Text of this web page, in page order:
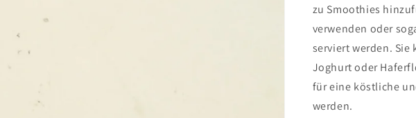
zu Smoothies
verwenden oder
serviert werden.
Joghurt oder
für eine köstliche
werden.